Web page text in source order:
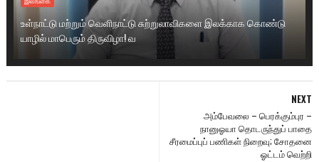
உள்நாட்டு மற்றும் வெளிநாட்டு சுற்றுலாவிகளை இலக்காக கொண்டு
யாழில் மாபெரும் திருவிழா! வ
NEXT
அம்பேவலை – பெரக்கும்புர –
நானுஓயா தொடருந்துப் பாதை
சீரமைப்புப் பணிகள் நிறைவு; சோதனை
ஓட்டம் வெற்றி